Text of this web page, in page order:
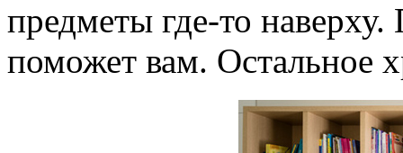
предметы где-то
поможет вам. Остальное